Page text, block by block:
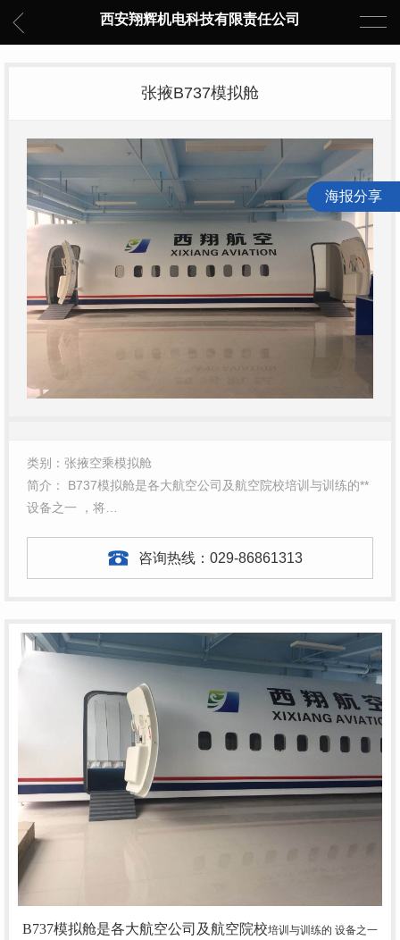
西安翔辉机电科技有限责任公司
张掖B737模拟舱
类别：张掖空乘模拟舱
简介： B737模拟舱是各大航空公司及航空院校培训与训练的**
设备之一 ，将…
咨询热线： 029-86861313
B737模拟舱是各大航空公司及航空院校培训与训练的 设备之一
海报分享